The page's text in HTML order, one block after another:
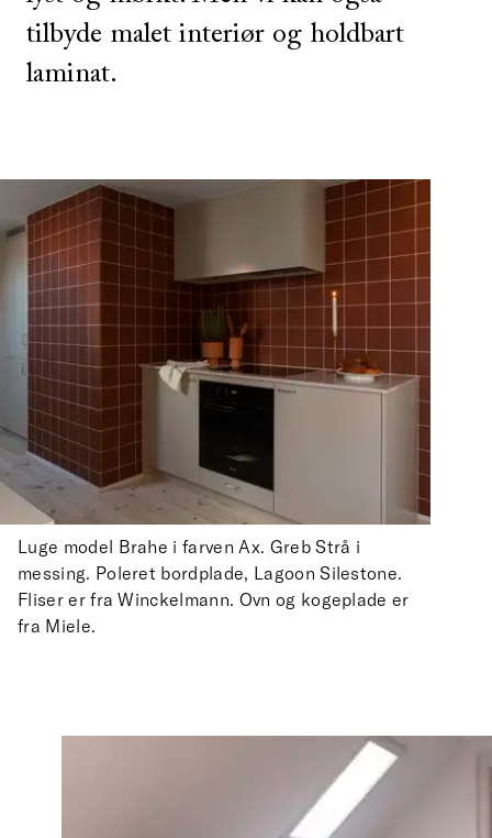
tilbyde malet interiør og holdbart
laminat.
Luge model Brahe i farven Ax. Greb Strå i
messing. Poleret bordplade, Lagoon Silestone.
Fliser er fra Winckelmann. Ovn og kogeplade er
fra Miele.